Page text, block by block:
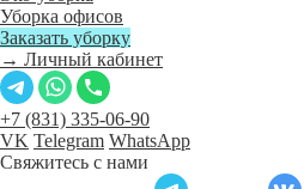
Уборка офисов
Заказать уборку
→ Личный кабинет
+7 (831) 335-06-90
VK Telegram WhatsApp
Свяжитесь с нами